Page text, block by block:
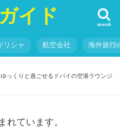
イド search
リシャ 航空会社 海外旅行
っくりと過ごせるドバイの空港ラウンジ
れています。